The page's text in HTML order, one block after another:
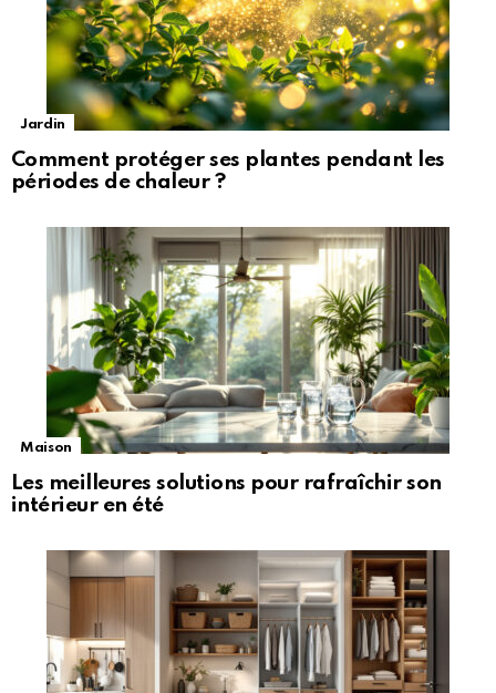
Jardin
Comment protéger ses plantes pendant les
périodes de chaleur ?
Maison
Les meilleures solutions pour rafraîchir son
intérieur en été